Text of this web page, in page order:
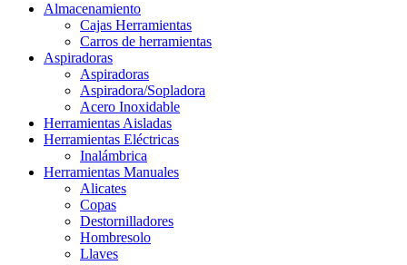
Almacenamiento
Cajas Herramientas
Carros de herramientas
Aspiradoras
Aspiradoras
Aspiradora/Sopladora
Acero Inoxidable
Herramientas Aisladas
Herramientas Eléctricas
Inalámbrica
Herramientas Manuales
Alicates
Copas
Destornilladores
Hombresolo
Llaves